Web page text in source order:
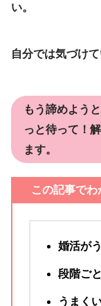
い。
自分では気づけ
もう諦めよう
っと待って！
ます。
この記事でわ
婚活が
段階ご
うまく